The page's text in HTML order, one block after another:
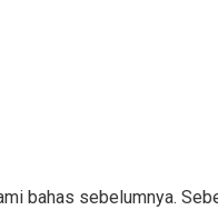
bahas sebelumnya.